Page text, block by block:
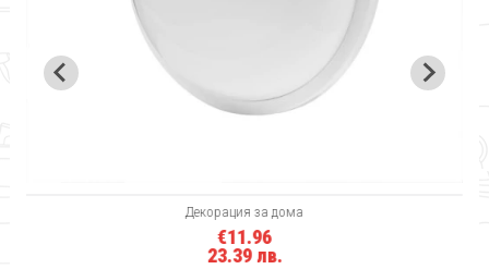
Декорация за дома
€11.96
23.39 лв.